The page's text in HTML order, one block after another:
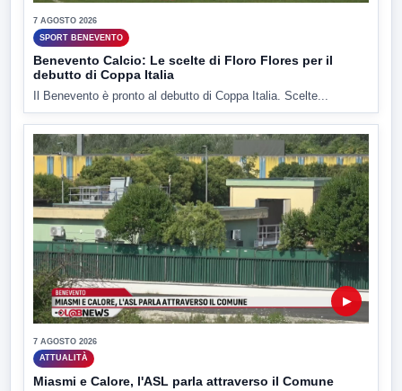
7 AGOSTO 2026
SPORT BENEVENTO
Benevento Calcio: Le scelte di Floro Flores per il
debutto di Coppa Italia
Il Benevento è pronto al debutto di Coppa Italia. Scelte...
▶
7 AGOSTO 2026
ATTUALITÀ
Miasmi e Calore, l'ASL parla attraverso il Comune